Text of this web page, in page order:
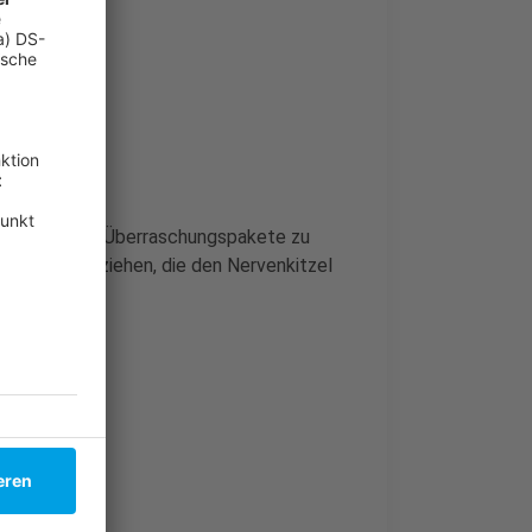
Überraschungspakete zu
anziehen, die den Nervenkitzel